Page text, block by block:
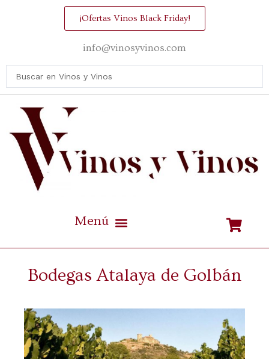
¡Ofertas Vinos Black Friday!
info@vinosyvinos.com
Bodegas Atalaya de Golbán